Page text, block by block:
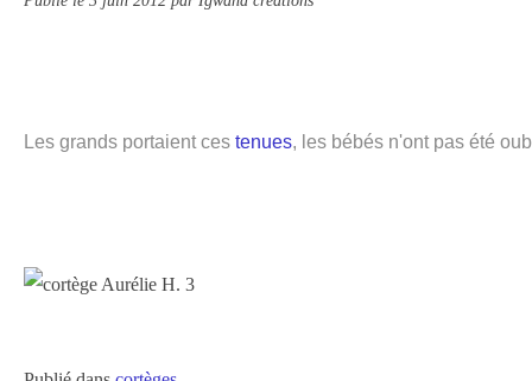
Les grands portaient ces tenues, les bébés n'ont pas été